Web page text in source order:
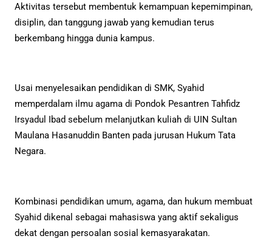
Aktivitas tersebut membentuk kemampuan kepemimpinan,
disiplin, dan tanggung jawab yang kemudian terus
berkembang hingga dunia kampus.
Usai menyelesaikan pendidikan di SMK, Syahid
memperdalam ilmu agama di Pondok Pesantren Tahfidz
Irsyadul Ibad sebelum melanjutkan kuliah di UIN Sultan
Maulana Hasanuddin Banten pada jurusan Hukum Tata
Negara.
Kombinasi pendidikan umum, agama, dan hukum membuat
Syahid dikenal sebagai mahasiswa yang aktif sekaligus
dekat dengan persoalan sosial kemasyarakatan.